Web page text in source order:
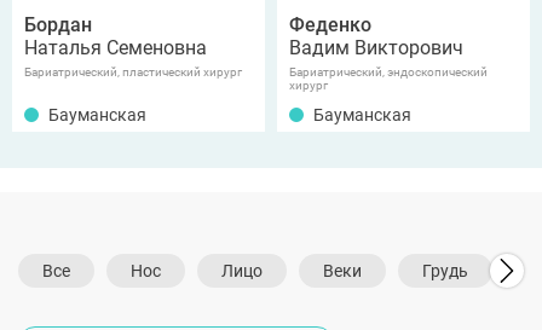
Бордан
Наталья Семеновна
Бариатрический, пластический хирург
Бауманская
Феденко
Вадим Викторович
Бариатрический, эндоскопический
хирург
Бауманская
Все Нос Лицо Веки Грудь